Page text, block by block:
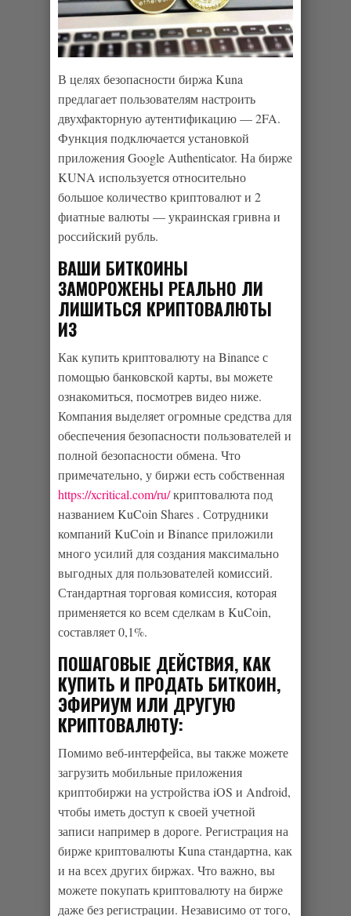
В целях безопасности биржа Kuna
предлагает пользователям настроить
двухфакторную аутентификацию — 2FA.
Функция подключается установкой
приложения Google Authenticator. На бирже
KUNA используется относительно
большое количество криптовалют и 2
фиатные валюты — украинская гривна и
российский рубль.
ВАШИ БИТКОИНЫ
ЗАМОРОЖЕНЫ РЕАЛЬНО ЛИ
ЛИШИТЬСЯ КРИПТОВАЛЮТЫ
ИЗ
Как купить криптовалюту на Binance с
помощью банковской карты, вы можете
ознакомиться, посмотрев видео ниже.
Компания выделяет огромные средства для
обеспечения безопасности пользователей и
полной безопасности обмена. Что
примечательно, у биржи есть собственная
https://xcritical.com/ru/криптовалюта под
названием KuCoin Shares . Сотрудники
компаний KuCoin и Binance приложили
много усилий для создания максимально
выгодных для пользователей комиссий.
Стандартная торговая комиссия, которая
применяется ко всем сделкам в KuCoin,
составляет 0,1%.
ПОШАГОВЫЕ ДЕЙСТВИЯ, КАК
КУПИТЬ И ПРОДАТЬ БИТКОИН,
ЭФИРИУМ ИЛИ ДРУГУЮ
КРИПТОВАЛЮТУ:
Помимо веб-интерфейса, вы также можете
загрузить мобильные приложения
криптобиржи на устройства iOS и Android,
чтобы иметь доступ к своей учетной
записи например в дороге. Регистрация на
бирже криптовалюты Kuna стандартна, как
и на всех других биржах. Что важно, вы
можете покупать криптовалюту на бирже
даже без регистрации. Независимо от того,